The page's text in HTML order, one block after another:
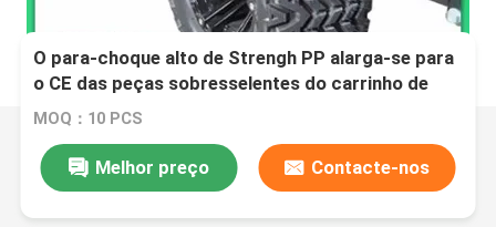
O para-choque alto de Strengh PP alarga-se para
o CE das peças sobresselentes do carrinho de
golfe de Ezgo aprovado
MOQ：10 PCS
Melhor preço Contacte-nos